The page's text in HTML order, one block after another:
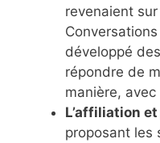
revenaient
développé
répondre de
manière,
L’affiliation
proposant les